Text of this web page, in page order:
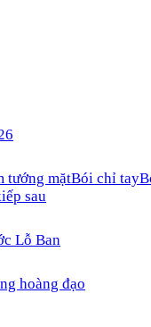
tướng mặtBói chỉ tay
sau
Lỗ Ban
hoàng đạo